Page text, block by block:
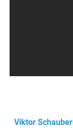
Viktor